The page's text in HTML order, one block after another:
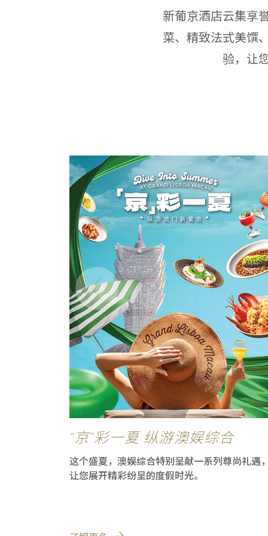
新葡京酒店云集享
菜、精致法式美馔
验，让
“京”彩一夏 纵游澳娱综合
这个盛夏，澳娱综合特别呈献一系列尊尚礼遇
让您展开精彩纷呈的度假时光。